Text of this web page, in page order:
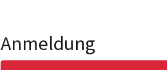
Anmeldung